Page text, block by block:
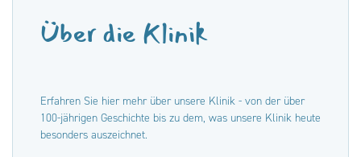
Über die Klinik
Erfahren Sie hier mehr über unsere Klinik - von der über
100-jährigen Geschichte bis zu dem, was unsere Klinik heute
besonders auszeichnet.